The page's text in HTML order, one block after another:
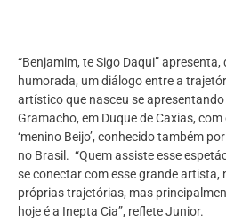
“Benjamim, te Sigo Daqui”
humorada, um diálogo entre a
artístico que nasceu se
Gramacho, em Duque de Caxias,
‘menino Beijo’, conhecido também
no Brasil. “Quem assiste esse
se conectar com esse grande artista,
próprias trajetórias, mas
hoje é a Inepta Cia”, reflete Junior.